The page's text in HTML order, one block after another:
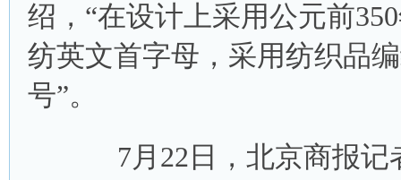
绍，“在设计上采用公元前
纺英文首字母，采用纺织品
号”。
7月22日，北京商报记